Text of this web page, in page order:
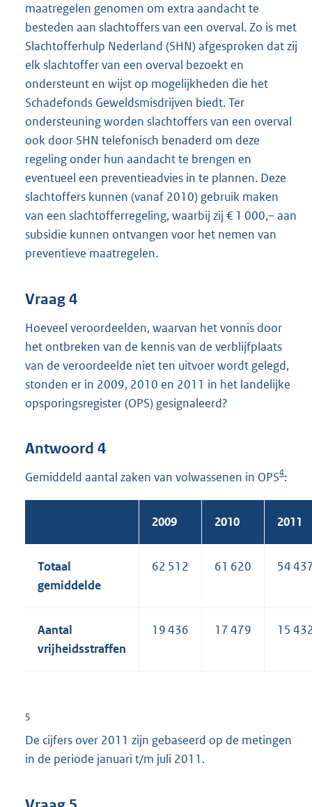
maatregelen genomen om extra aandacht te
besteden aan slachtoffers van een overval. Zo is met
Slachtofferhulp Nederland (SHN) afgesproken dat zij
elk slachtoffer van een overval bezoekt en
ondersteunt en wijst op mogelijkheden die het
Schadefonds Geweldsmisdrijven biedt. Ter
ondersteuning worden slachtoffers van een overval
ook door SHN telefonisch benaderd om deze
regeling onder hun aandacht te brengen en
eventueel een preventieadvies in te plannen. Deze
slachtoffers kunnen (vanaf 2010) gebruik maken
van een slachtofferregeling, waarbij zij € 1 000,– aan
subsidie kunnen ontvangen voor het nemen van
preventieve maatregelen.
Vraag 4
Hoeveel veroordeelden, waarvan het vonnis door
het ontbreken van de kennis van de verblijfplaats
van de veroordeelde niet ten uitvoer wordt gelegd,
stonden er in 2009, 2010 en 2011 in het landelijke
opsporingsregister (OPS) gesignaleerd?
Antwoord 4
Gemiddeld aantal zaken van volwassenen in OPS4:
2009 2010 2011
Totaal
gemiddelde
62 512 61 620 54
Aantal
vrijheidsstraffen
19 436 17 479 15
5
De cijfers over 2011 zijn gebaseerd op de metingen
in de periode januari t/m juli 2011.